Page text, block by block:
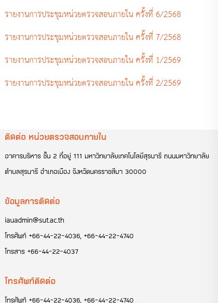
รายงานการประชุมหน่วยตรวจสอบภายใน ครั้งที่ 6/2568
รายงานการประชุมหน่วยตรวจสอบภายใน ครั้งที่ 7/2568
รายงานการประชุมหน่วยตรวจสอบภายใน ครั้งที่ 1/2569
รายงานการประชุมหน่วยตรวจสอบภายใน ครั้งที่ 2/2569
ติดต่อ หน่วยตรวจสอบภายใน
อาคารบริหาร ชั้น 2 ที่อยู่ 111 มหาวิทยาลัยเทคโนโลยีสุรนารี ถนนมหาวิทยาลัย
ตำบลสุรนารี อำเภอเมือง จังหวัดนครราชสีมา 30000
ข้อมูลการติดต่อ
iauadmin@sut.ac.th
โทรศัพท์ +66-44-22-4036 +66-44-22-4740
โทรสาร +66-44-22-4037
โทรศัพท์ติดต่อ
โทรศัพท์ +66-44-22-4036 +66-44-22-4740